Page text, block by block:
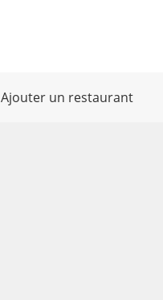
Ajouter un restaurant